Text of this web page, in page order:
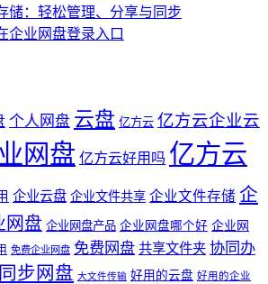
储：轻松管理、分享与同步
企业网盘登录入口
个人网盘 云盘 亿方云 亿方云企业云
网盘 亿方云好用吗 亿方云
企业云盘 企业文件共享 企业文件存储 企
网盘 企业网盘产品 企业网盘哪个好 企业网
免费企业网盘 免费网盘 共享文件夹 协同办
同步网盘 大文件传输 好用的云盘 好用的企业